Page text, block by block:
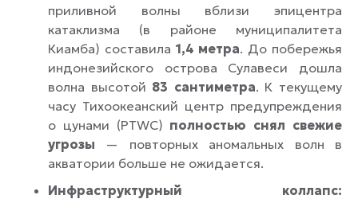
приливной волны вблизи эпицентра
катаклизма (в районе муниципалитета
Киамба) составила 1,4 метра. До побережья
индонезийского острова Сулавеси дошла
волна высотой 83 сантиметра. К текущему
часу Тихоокеанский центр предупреждения
о цунами (PTWC) полностью снял свежие
угрозы — повторных аномальных волн в
акватории больше не ожидается.
Инфраструктурный коллапс: